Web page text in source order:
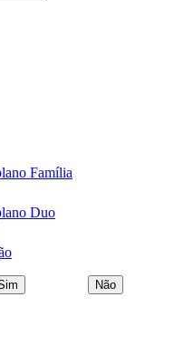
Família
Duo
Não